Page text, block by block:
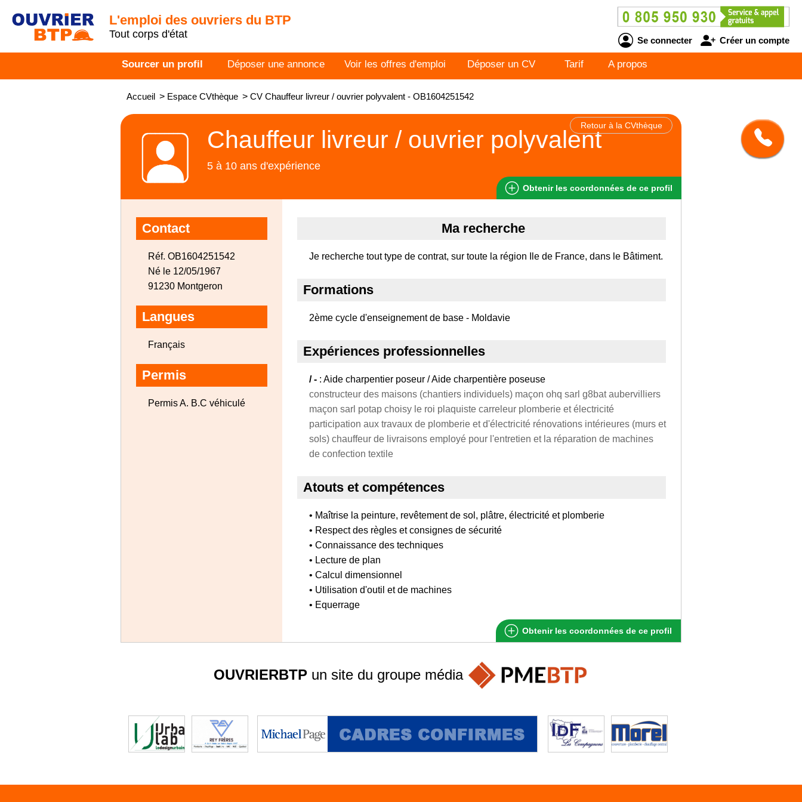
L'emploi des ouvriers du BTP
Tout corps d'état
Se connecter Créer un compte
Sourcer un profil Déposer une annonce Voir les offres d'emploi Déposer un CV Tarif A propos
Accueil > Espace CVthèque > CV Chauffeur livreur / ouvrier polyvalent - OB1604251542
Retour à la CVthèque
Chauffeur livreur / ouvrier polyvalent
5 à 10 ans d'expérience
Obtenir les coordonnées de ce profil
Contact
Réf. OB1604251542
Né le 12/05/1967
91230 Montgeron
Langues
Français
Permis
Permis A. B.C véhiculé
Ma recherche
Je recherche tout type de contrat, sur toute la région Ile de France, dans le Bâtiment.
Formations
2ème cycle d'enseignement de base - Moldavie
Expériences professionnelles
/ - : Aide charpentier poseur / Aide charpentière poseuse
constructeur des maisons (chantiers individuels) maçon ohq sarl g8bat aubervilliers
maçon sarl potap choisy le roi plaquiste carreleur plomberie et électricité
participation aux travaux de plomberie et d'électricité rénovations intérieures (murs et
sols) chauffeur de livraisons employé pour l'entretien et la réparation de machines
de confection textile
Atouts et compétences
• Maîtrise la peinture, revêtement de sol, plâtre, électricité et plomberie
• Respect des règles et consignes de sécurité
• Connaissance des techniques
• Lecture de plan
• Calcul dimensionnel
• Utilisation d'outil et de machines
• Equerrage
Obtenir les coordonnées de ce profil
OUVRIERBTP un site du groupe média